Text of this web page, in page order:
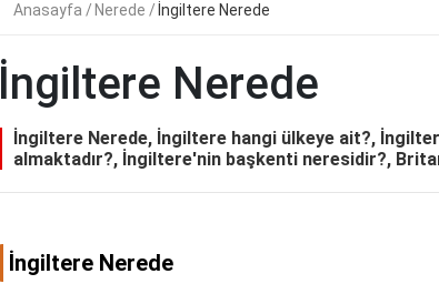
Anasayfa Nerede İngiltere Nerede
İngiltere Nerede
İngiltere Nerede, İngiltere hangi ülkeye ait?,
almaktadır?, İngiltere'nin başkenti neresidir?,
İngiltere Nerede